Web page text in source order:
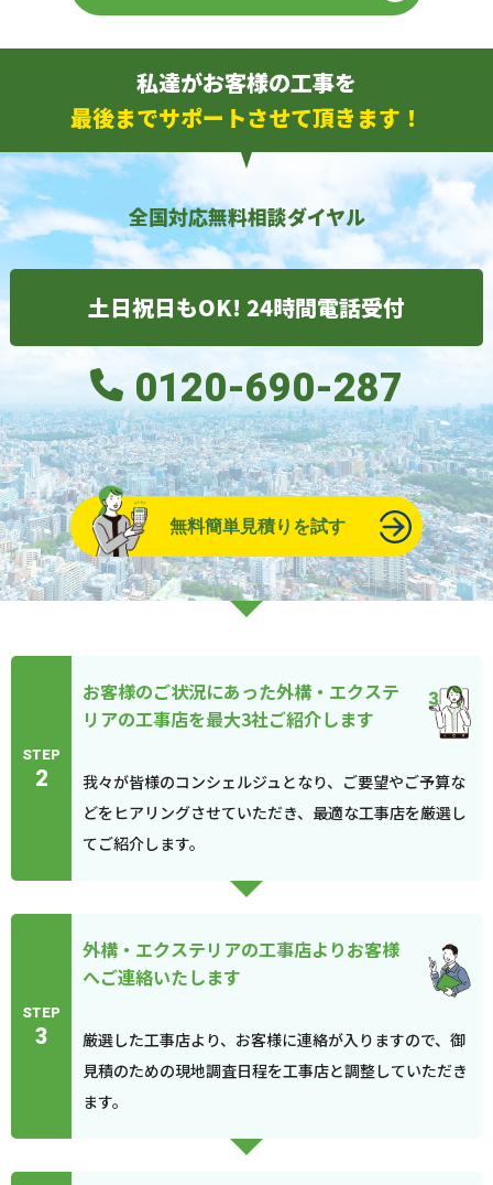
私達がお客様の工事を
最後までサポートさせて頂きます！
全国対応無料相談ダイヤル
土日祝日もOK! 24時間電話受付
0120-690-287
無料簡単見積りを試す
STEP
2
お客様のご状況にあった外構・エクステ
リアの工事店を最大3社ご紹介します
我々が皆様のコンシェルジュとなり、ご要望やご予算な
どをヒアリングさせていただき、最適な工事店を厳選し
てご紹介します。
STEP
3
外構・エクステリアの工事店よりお客様
へご連絡いたします
厳選した工事店より、お客様に連絡が入りますので、御
見積のための現地調査日程を工事店と調整していただき
ます。